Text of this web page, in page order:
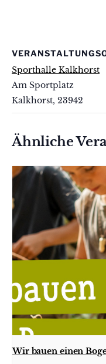
Sporthalle Kalkhorst
Am Sportplatz
Kalkhorst, 23942
Ähnliche
Wir bauen einen